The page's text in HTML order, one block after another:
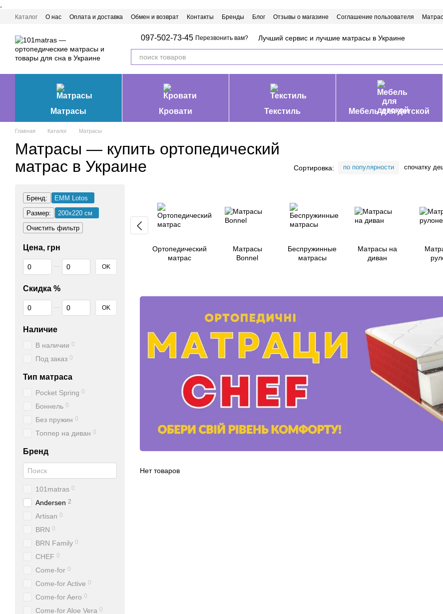
Перейти к основному контенту
Каталог О нас Оплата и доставка Обмен и возврат Контакты Бренды Блог Отзывы о магазине Соглашение пользователя
097-502-73-45 Перезвонить вам? Лучший сервис и лучшие матрасы в Украине
Матрасы Кровати Текстиль Мебель для детской
Главная Каталог Матрасы
Матрасы — купить ортопедический
матрас в Украине
Сортировка: по популярности спочатку
Ортопедический
матрас
Матрасы
Bonnel
Беспружинные
матрасы
Матрасы на
диван
Нет товаров
Бренд:
EMM Lotos
Размер:
200х220 см
Очистить фильтр
Цена, грн
От Цена, грн
До Цена, грн OK
Скидка %
От Скидка %
До Скидка % OK
Наличие
В наличии 0
Под заказ 0
Тип матраса
Pocket Spring 0
Боннель 0
Без пружин 0
Топпер на диван 0
Бренд
101matras 0
Andersen 2
Artisan 0
BRN 0
BRN Family 0
CHEF 0
Come-for 0
Come-for Active 0
Come-for Aero 0
Come-for Aloe Vera 0